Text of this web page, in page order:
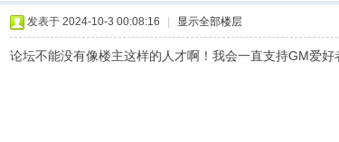
发表于 2024-10-3 00:08:16 显示全部楼层
论坛不能没有像楼主这样的人才啊！我会一直支持GM爱